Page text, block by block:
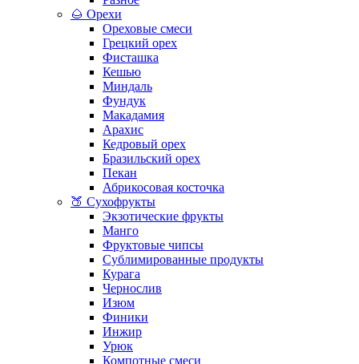
🌰 Орехи
Ореховые смеси
Грецкий орех
Фисташка
Кешью
Миндаль
Фундук
Макадамия
Арахис
Кедровый орех
Бразильский орех
Пекан
Абрикосовая косточка
🍑 Сухофрукты
Экзотические фрукты
Манго
Фруктовые чипсы
Сублимированные продукты
Курага
Чернослив
Изюм
Финики
Инжир
Урюк
Компотные смеси